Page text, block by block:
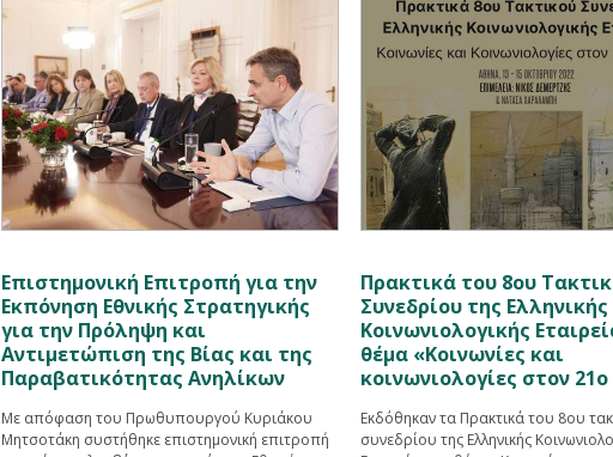
Επιστημονική Επιτροπή για την
Εκπόνηση Εθνικής Στρατηγικής
για την Πρόληψη και
Αντιμετώπιση της Βίας και της
Παραβατικότητας Ανηλίκων
Με απόφαση του Πρωθυπουργού Κυριάκου
Μητσοτάκη συστήθηκε επιστημονική επιτροπή
Πρακτικά του 8ου
Συνεδρίου της Ελληνικής
Κοινωνιολογικής
θέμα «Κοινωνίες και
κοινωνιολογίες στον
Εκδόθηκαν τα Πρακτικά του 8ου
συνεδρίου της Ελληνικής